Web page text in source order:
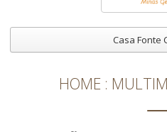
Casa Fonte
HOME